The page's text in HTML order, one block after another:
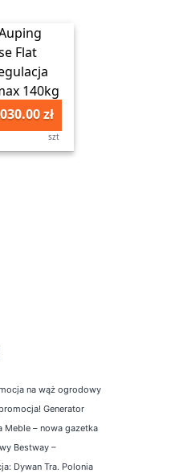
zł
szt
na wąż ogrodowy
Generator
Meble – nowa gazetka
Bestway –
Dywan Tra. Polonia